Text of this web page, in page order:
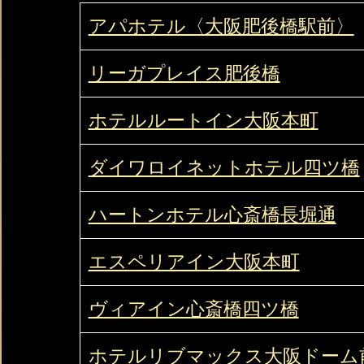
アパホテル〈大阪肥後橋駅前〉
リーガプレイス肥後橋
ホテルルートイン大阪本町
ダイワロイネットホテル四ツ橋
ハートンホテル心斎橋長堀通
エスペリアイン大阪本町
ヴィアイン心斎橋四ツ橋
ホテルリブマックス大阪ドーム